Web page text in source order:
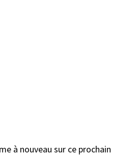
à nouveau sur ce prochain